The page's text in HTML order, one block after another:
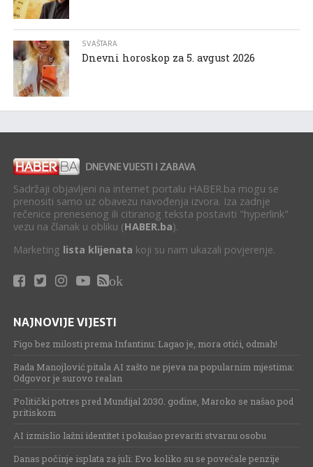
SVAŠTARA
Dnevni horoskop za 5. avgust 2026
Sadržaji objavljeni na internet portalu HABER.ba mogu se
prenositi samo uz obavezu navođenja izvora. Iza zadnje
rečenice prenesenog ili citiranog teksta postaviti "hyperlink"
vezu na članak u obliku (HABER.ba).
Marketing lista klijenata koji su nam ukazali povjerenje.
ok
NAJNOVIJE VIJESTI
Figo bez milosti prema Infantinu: Lagao je, mora otići, odmah!
Rada Manojlović pitala AI zašto ne pjeva na popularnim mjestima:
Odgovor je surovo realan
Politički potres pred Mundijal 2030. godine, Maroko se našao pod
pritiskom
AI izmislio lažni identitet i pokušao prevariti stvarnu osobu
Danas počinje isplata za juli: Evo koliko su se povećale penzije